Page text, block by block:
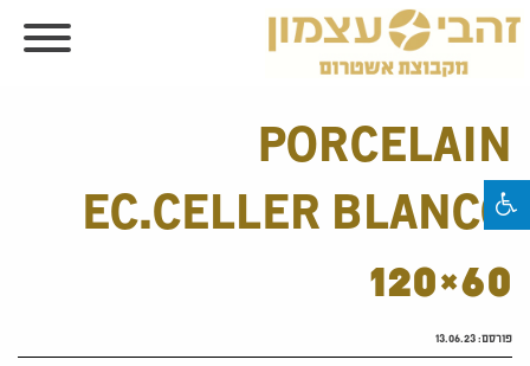
PORCELAIN
EC.CELLER BLANCO
120×60
פורסם:13.06.23